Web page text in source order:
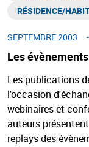
Les
RÉSIDENCE/
SEPTEMBRE 2003
Les publications
l'occasion
webinaires et
auteurs
replays des